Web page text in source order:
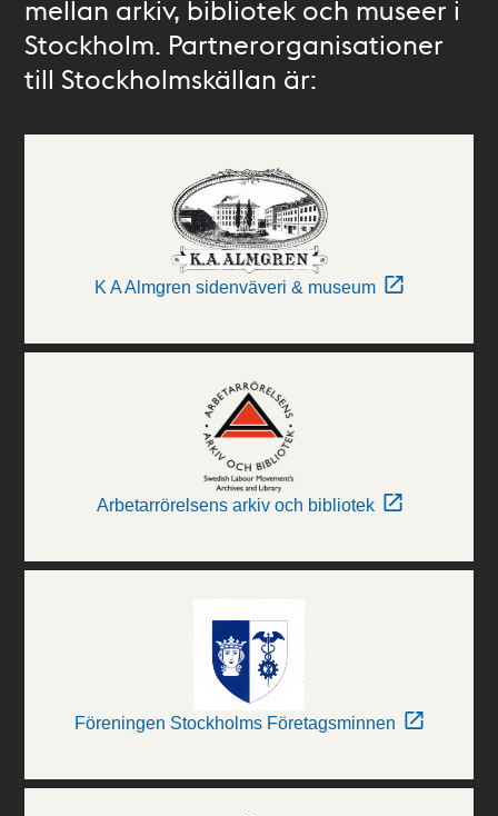
mellan arkiv, bibliotek och museer i
Stockholm. Partnerorganisationer
till Stockholmskällan är:
K A Almgren sidenväveri & museum
Arbetarrörelsens arkiv och bibliotek
Föreningen Stockholms Företagsminnen